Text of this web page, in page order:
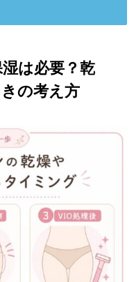
は必要？乾
の考え方